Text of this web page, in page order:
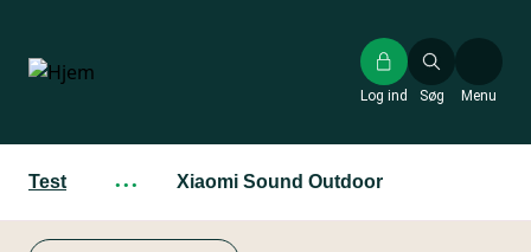
hovedindhold
Søg
Log ind Menu
Test ··· Xiaomi Sound Outdoor